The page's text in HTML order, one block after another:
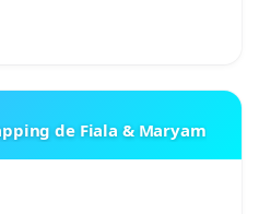
de Fiala & Maryam